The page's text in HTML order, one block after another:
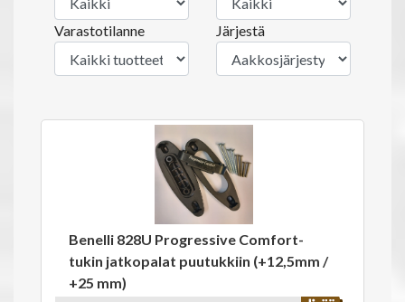
Varastotilanne Järjestä
Benelli 828U Progressive Comfort-
tukin jatkopalat puutukkiin (+12,5mm /
+25 mm)